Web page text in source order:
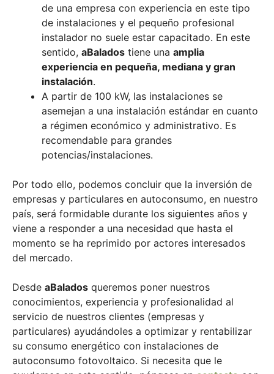
de una empresa con experiencia en este tipo
de instalaciones y el pequeño profesional
instalador no suele estar capacitado. En este
sentido, aBalados tiene una amplia
experiencia en pequeña, mediana y gran
instalación.
A partir de 100 kW, las instalaciones se
asemejan a una instalación estándar en cuanto
a régimen económico y administrativo. Es
recomendable para grandes
potencias/instalaciones.
Por todo ello, podemos concluir que la inversión de
empresas y particulares en autoconsumo, en nuestro
país, será formidable durante los siguientes años y
viene a responder a una necesidad que hasta el
momento se ha reprimido por actores interesados
del mercado.
Desde aBalados queremos poner nuestros
conocimientos, experiencia y profesionalidad al
servicio de nuestros clientes (empresas y
particulares) ayudándoles a optimizar y rentabilizar
su consumo energético con instalaciones de
autoconsumo fotovoltaico. Si necesita que le